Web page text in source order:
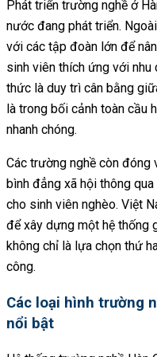
Phát triển trường nghề ở
nước đang phát triển.
với các tập đoàn lớn để
sinh viên thích ứng với nhu
thức là duy trì cân bằng
là trong bối cảnh toàn cầu
nhanh chóng.
Các trường nghề còn đóng
bình đẳng xã hội thông
cho sinh viên nghèo. Việt
để xây dựng một hệ thống
không chỉ là lựa chọn thứ
công.
Các loại hình trường
nổi bật